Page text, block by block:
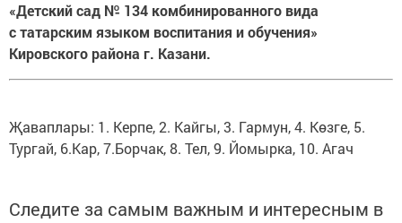
«Детский сад № 134 комбинированного вида
с татарским языком воспитания и обучения»
Кировского района г. Казани.
Җаваплары: 1. Керпе, 2. Кайгы, 3. Гармун, 4. Көзге, 5.
Тургай, 6.Кар, 7.Борчак, 8. Тел, 9. Йомырка, 10. Агач
Следите за самым важным и интересным в